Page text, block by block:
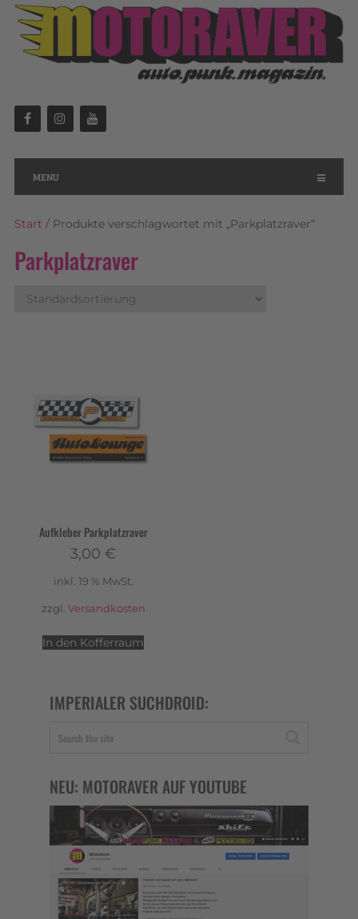
MENU
Start / Produkte verschlagwortet mit „Parkplatzraver“
Parkplatzraver
Aufkleber Parkplatzraver
3,00 €
inkl. 19 % MwSt.
zzgl. Versandkosten
In den Kofferraum
IMPERIALER SUCHDROID:
NEU: MOTORAVER AUF YOUTUBE